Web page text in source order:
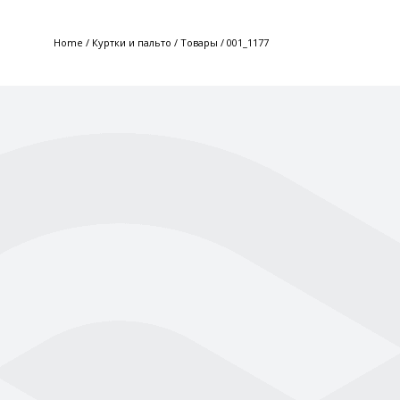
Home / Куртки и пальто / Товары / 001_1177